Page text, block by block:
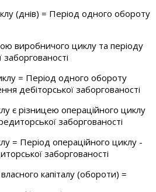
(днів) = Період одного обороту
виробничого циклу та періоду
= Період одного обороту
дебіторської заборгованості
є різницею операційного циклу
заборгованості
= Період операційного циклу -
заборгованості
капіталу (обороти) =